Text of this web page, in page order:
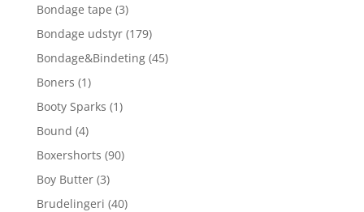
Bondage tape (3)
Bondage udstyr (179)
Bondage&Bindeting (45)
Boners (1)
Booty Sparks (1)
Bound (4)
Boxershorts (90)
Boy Butter (3)
Brudelingeri (40)